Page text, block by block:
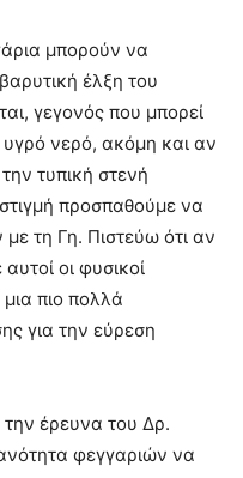
μπορούν να
έλξη του
γεγονός που μπορεί
νερό, ακόμη και αν
τυπική στενή
προσπαθούμε να
τη Γη. Πιστεύω ότι αν
οι φυσικοί
πιο πολλά
για την εύρεση
έρευνα του Δρ.
φεγγαριών να